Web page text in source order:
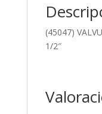
(45047)
1/2″